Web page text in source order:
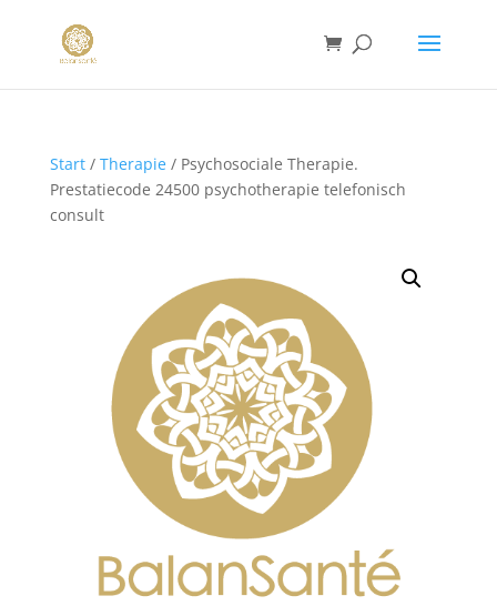
Start/ Therapie/ Psychosociale Therapie.
Prestatiecode 24500 psychotherapie telefonisch
consult